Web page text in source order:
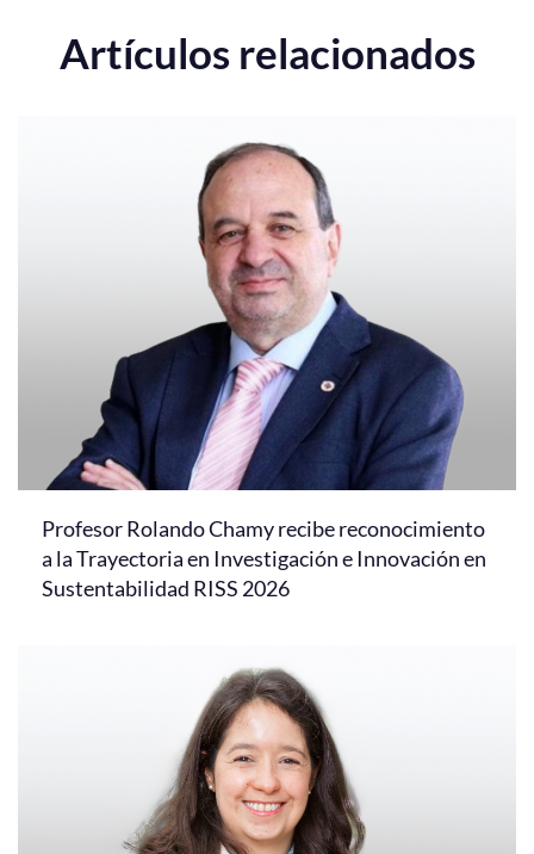
Artículos relacionados
Profesor Rolando Chamy recibe reconocimiento
a la Trayectoria en Investigación e Innovación en
Sustentabilidad RISS 2026